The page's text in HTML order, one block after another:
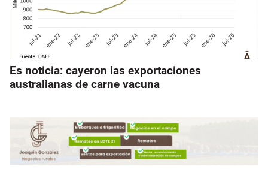
Es noticia: cayeron las exportaciones
australianas de carne vacuna